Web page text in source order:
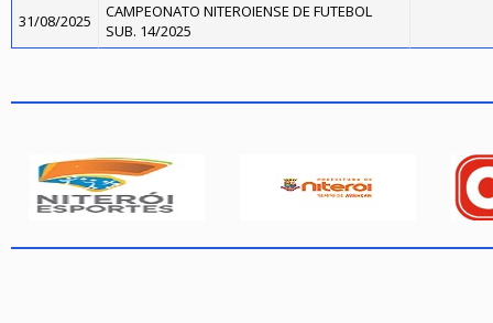
31/08/2025
CAMPEONATO NITEROIENSE DE FUTEBOL
SUB. 14/2025